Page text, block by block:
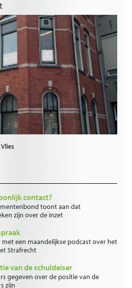
contact?
toont aan dat
zijn over de inzet
met een maandelijkse podcast over het
Strafrecht
van de schuldeiser
gegeven over de positie van de
zijn